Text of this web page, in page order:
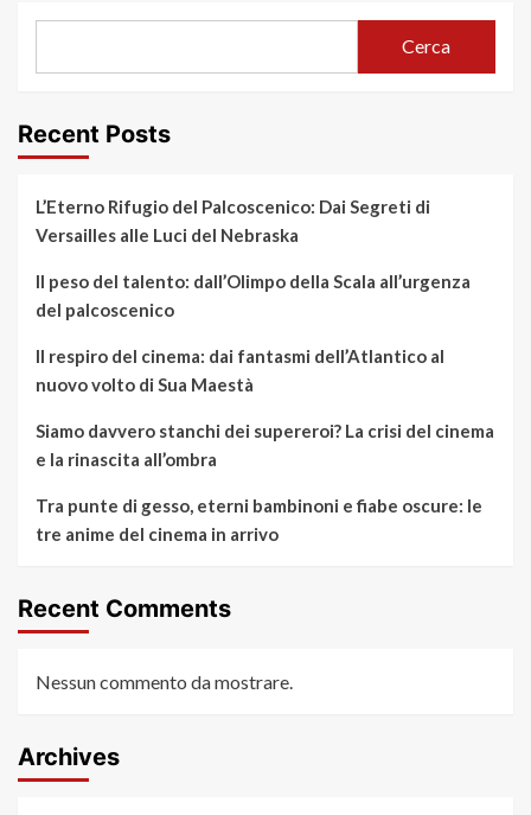
Cerca
Recent Posts
L’Eterno Rifugio del Palcoscenico: Dai Segreti di
Versailles alle Luci del Nebraska
Il peso del talento: dall’Olimpo della Scala all’urgenza
del palcoscenico
Il respiro del cinema: dai fantasmi dell’Atlantico al
nuovo volto di Sua Maestà
Siamo davvero stanchi dei supereroi? La crisi del cinema
e la rinascita all’ombra
Tra punte di gesso, eterni bambinoni e fiabe oscure: le
tre anime del cinema in arrivo
Recent Comments
Nessun commento da mostrare.
Archives